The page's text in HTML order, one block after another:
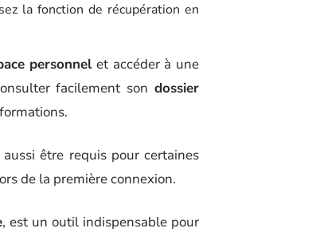
la fonction de récupération en
personnelet accéder à une
facilement son dossier
être requis pour certaines
de la première connexion.
, est un outil indispensable pour